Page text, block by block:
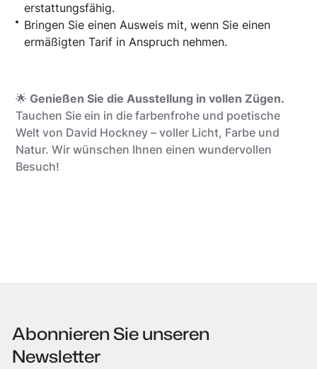
erstattungsfähig.
Bringen Sie einen Ausweis mit, wenn Sie einen
ermäßigten Tarif in Anspruch nehmen.
🌟 Genießen Sie die Ausstellung in vollen Zügen.
Tauchen Sie ein in die farbenfrohe und poetische
Welt von David Hockney – voller Licht, Farbe und
Natur. Wir wünschen Ihnen einen wundervollen
Besuch!
Abonnieren Sie unseren
Newsletter